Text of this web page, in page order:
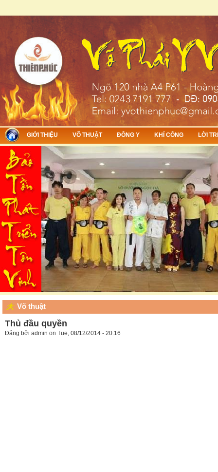
GIỚI THIỆU VÕ THUẬT ĐÔNG Y KHÍ CÔNG LỜI
Võ thuật
Thủ đầu quyền
Đăng bởi admin on Tue, 08/12/2014 - 20:16